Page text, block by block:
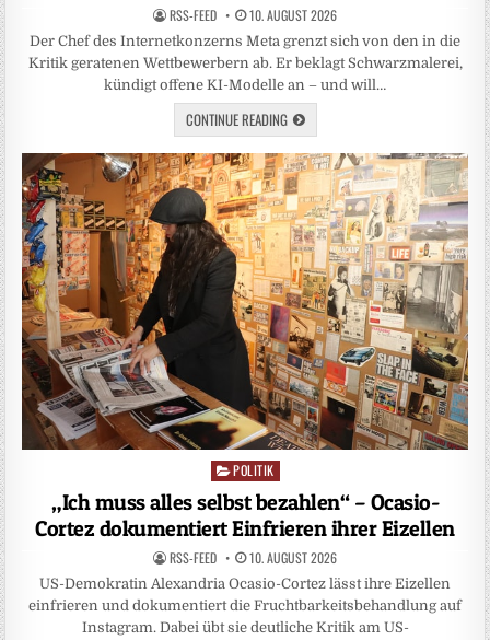
RSS-FEED 10. AUGUST 2026
Der Chef des Internetkonzerns Meta grenzt sich von den in die
Kritik geratenen Wettbewerbern ab. Er beklagt Schwarzmalerei,
kündigt offene KI-Modelle an – und will…
CONTINUE READING
Posted
in
POLITIK
„Ich muss alles selbst bezahlen“ – Ocasio-
Cortez dokumentiert Einfrieren ihrer Eizellen
RSS-FEED 10. AUGUST 2026
US-Demokratin Alexandria Ocasio-Cortez lässt ihre Eizellen
einfrieren und dokumentiert die Fruchtbarkeitsbehandlung auf
Instagram. Dabei übt sie deutliche Kritik am US-